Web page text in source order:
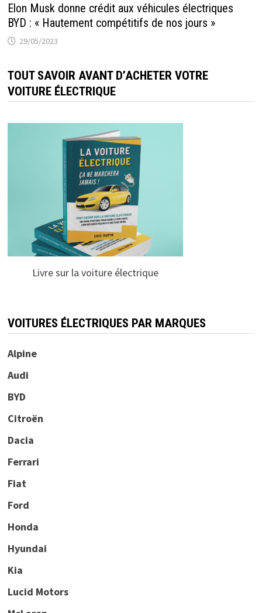
Elon Musk donne crédit aux véhicules électriques
BYD : « Hautement compétitifs de nos jours »
29/05/2023
TOUT SAVOIR AVANT D’ACHETER VOTRE
VOITURE ÉLECTRIQUE
Livre sur la voiture électrique
VOITURES ÉLECTRIQUES PAR MARQUES
Alpine
Audi
BYD
Citroën
Dacia
Ferrari
Fiat
Ford
Honda
Hyundai
Kia
Lucid Motors